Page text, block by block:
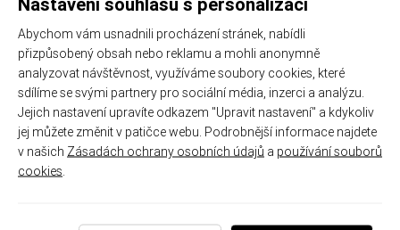
Abychom vám usnadnili procházení stránek, nabídli
přizpůsobený obsah nebo reklamu a mohli anonymně
analyzovat návštěvnost, využíváme soubory cookies, které
sdílíme se svými partnery pro sociální média, inzerci a analýzu.
Jejich nastavení upravíte odkazem "Upravit nastavení" a kdykoliv
jej můžete změnit v patičce webu. Podrobnější informace najdete
v našich Zásadách ochrany osobních údajů a používání souborů
cookies